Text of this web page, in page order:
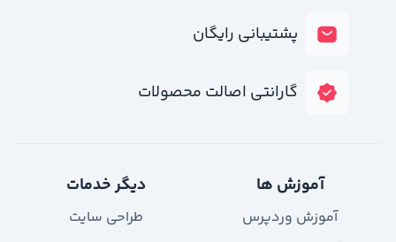
پشتیبانی رایگان
گارانتی اصالت محصولات
آموزش ها
آموزش وردپرس
دیگر خدمات
طراحی سایت